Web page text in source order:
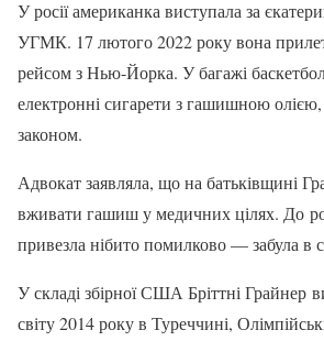
У росії американка виступала за
УГМК. 17 лютого 2022 року вона
рейсом з Нью-Йорка. У багажі
електронні сигарети з гашишною олією,
законом.
Адвокат заявляла, що на батьківщині
вживати гашиш у медичних цілях. До
привезла нібито помилково — забула в
У складі збірної США Бріттні Грайнер
світу 2014 року в Туреччині,